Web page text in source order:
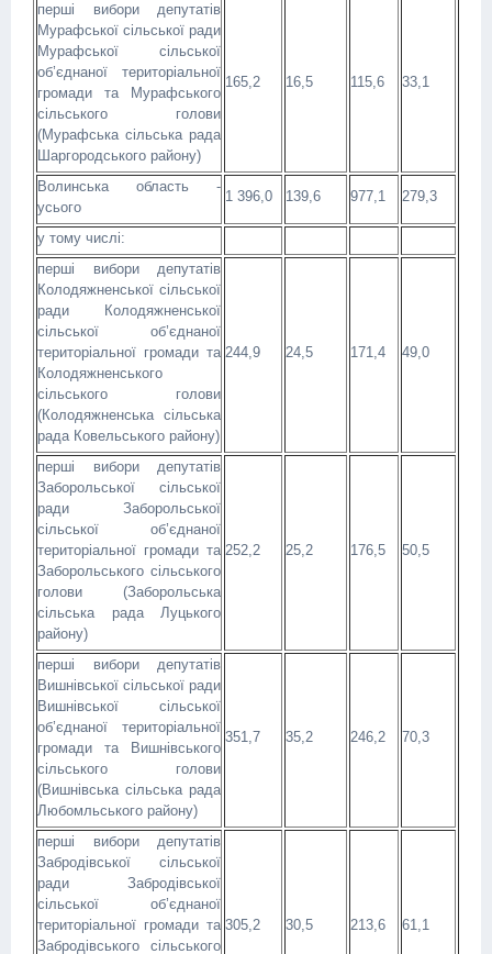
перші вибори депутатів
Мурафської сільської ради
Мурафської сільської
об’єднаної територіальної
громади та Мурафського
сільського голови
(Мурафська сільська рада
Шаргородського району)
165,2 16,5 115,6 33,1
Волинська область -
усього
1 396,0 139,6 977,1 279,3
у тому числі:
перші вибори депутатів
Колодяжненської сільської
ради Колодяжненської
сільської об’єднаної
територіальної громади та
Колодяжненського
сільського голови
(Колодяжненська сільська
рада Ковельського району)
244,9 24,5 171,4 49,0
перші вибори депутатів
Заборольської сільської
ради Заборольської
сільської об’єднаної
територіальної громади та
Заборольського сільського
голови (Заборольська
сільська рада Луцького
району)
252,2 25,2 176,5 50,5
перші вибори депутатів
Вишнівської сільської ради
Вишнівської сільської
об’єднаної територіальної
громади та Вишнівського
сільського голови
(Вишнівська сільська рада
Любомльського району)
351,7 35,2 246,2 70,3
перші вибори депутатів
Забродівської сільської
ради Забродівської
сільської об’єднаної
територіальної громади та
Забродівського сільського
305,2 30,5 213,6 61,1